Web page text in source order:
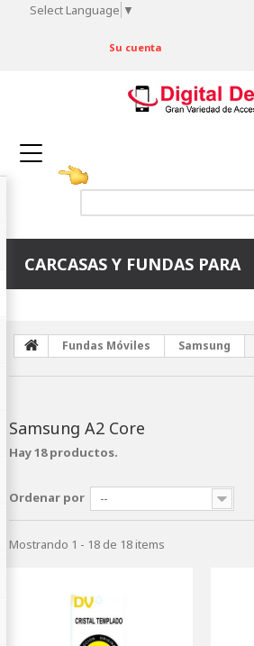
Select Language ▼
Su cuenta
CARCASAS Y FUNDAS PARA
Fundas Móviles Samsung
Samsung A2 Core
Hay 18 productos.
Ordenar por --
Mostrando 1 - 18 de 18 items